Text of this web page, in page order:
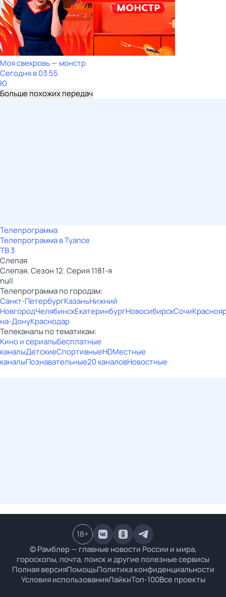
Моя свекровь — монстр
Сегодня в 03:55
Ю
Больше похожих передач
Телепрограмма
Телепрограмма в Туапсе
ТВ 3
Слепая
Слепая. Сезон 12. Серия 1181-я
null
Телепрограмма по городам:
Санкт-ПетербургКазаньНижний
НовгородЧелябинскЕкатеринбургНовосибирскСочи
на-ДонуКраснодар
Телеканалы по тематикам:
Кино и сериалыБесплатные
каналыДетскиеСпортивныеHDМестные
каналыПознавательные20 каналовНовостные
© Рамблер — главные новости России и мира,
гороскопы, почта, поиск и другие полезные сервисы
Полная версияПомощьПолитика конфиденциальности
Условия использованияЛайкиТоп-100Все проекты
18+